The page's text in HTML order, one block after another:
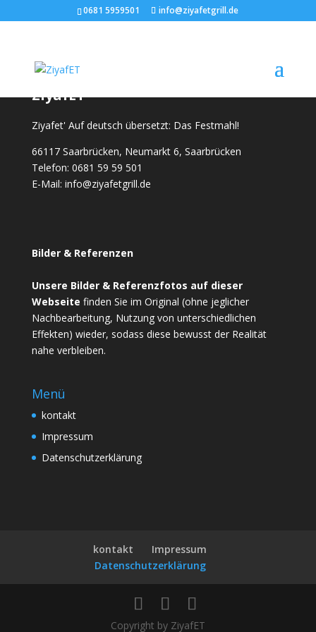
0681 5959501 info@ziyafetgrill.de
ZiyafET
Ziyafet' Auf deutsch übersetzt: Das Festmahl!
66117 Saarbrücken, Neumarkt 6, Saarbrücken
Telefon: 0681 59 59 501
E-Mail: info@ziyafetgrill.de
Bilder & Referenzen
Unsere Bilder & Referenzfotos auf dieser
Webseite finden Sie im Original (ohne jeglicher
Nachbearbeitung, Nutzung von unterschiedlichen
Effekten) wieder, sodass diese bewusst der Realität
nahe verbleiben.
Menü
kontakt
Impressum
Datenschutzerklärung
kontakt
Impressum
Datenschutzerklärung
Copyright by ZiyafET